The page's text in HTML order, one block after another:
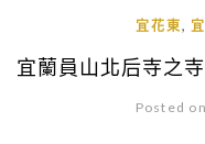
宜花東,
宜蘭員山北后寺之
Posted